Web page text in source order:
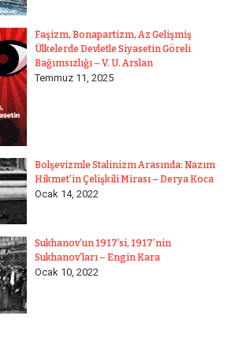
Faşizm, Bonapartizm, Az Gelişmiş
Ülkelerde Devletle Siyasetin Göreli
Bağımsızlığı – V. U. Arslan
Temmuz 11, 2025
Bolşevizmle Stalinizm Arasında: Nazım
Hikmet’in Çelişkili Mirası – Derya Koca
Ocak 14, 2022
Sukhanov’un 1917’si, 1917’nin
Sukhanov’ları – Engin Kara
Ocak 10, 2022